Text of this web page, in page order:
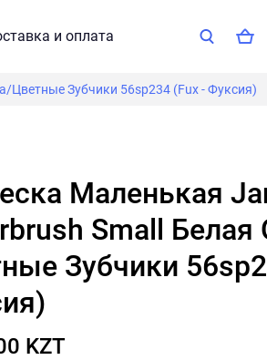
и оплата
Цветные Зубчики 56sp234 (Fux - Фуксия)
Small Белая
Зубчики
KZT